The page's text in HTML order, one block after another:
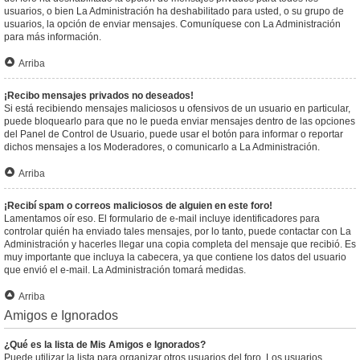
usuarios, o bien La Administración ha deshabilitado para usted, o su grupo de
usuarios, la opción de enviar mensajes. Comuníquese con La Administración
para más información.
Arriba
¡Recibo mensajes privados no deseados!
Si está recibiendo mensajes maliciosos u ofensivos de un usuario en particular,
puede bloquearlo para que no le pueda enviar mensajes dentro de las opciones
del Panel de Control de Usuario, puede usar el botón para informar o reportar
dichos mensajes a los Moderadores, o comunicarlo a La Administración.
Arriba
¡Recibí spam o correos maliciosos de alguien en este foro!
Lamentamos oír eso. El formulario de e-mail incluye identificadores para
controlar quién ha enviado tales mensajes, por lo tanto, puede contactar con La
Administración y hacerles llegar una copia completa del mensaje que recibió. Es
muy importante que incluya la cabecera, ya que contiene los datos del usuario
que envió el e-mail. La Administración tomará medidas.
Arriba
Amigos e Ignorados
¿Qué es la lista de Mis Amigos e Ignorados?
Puede utilizar la lista para organizar otros usuarios del foro. Los usuarios